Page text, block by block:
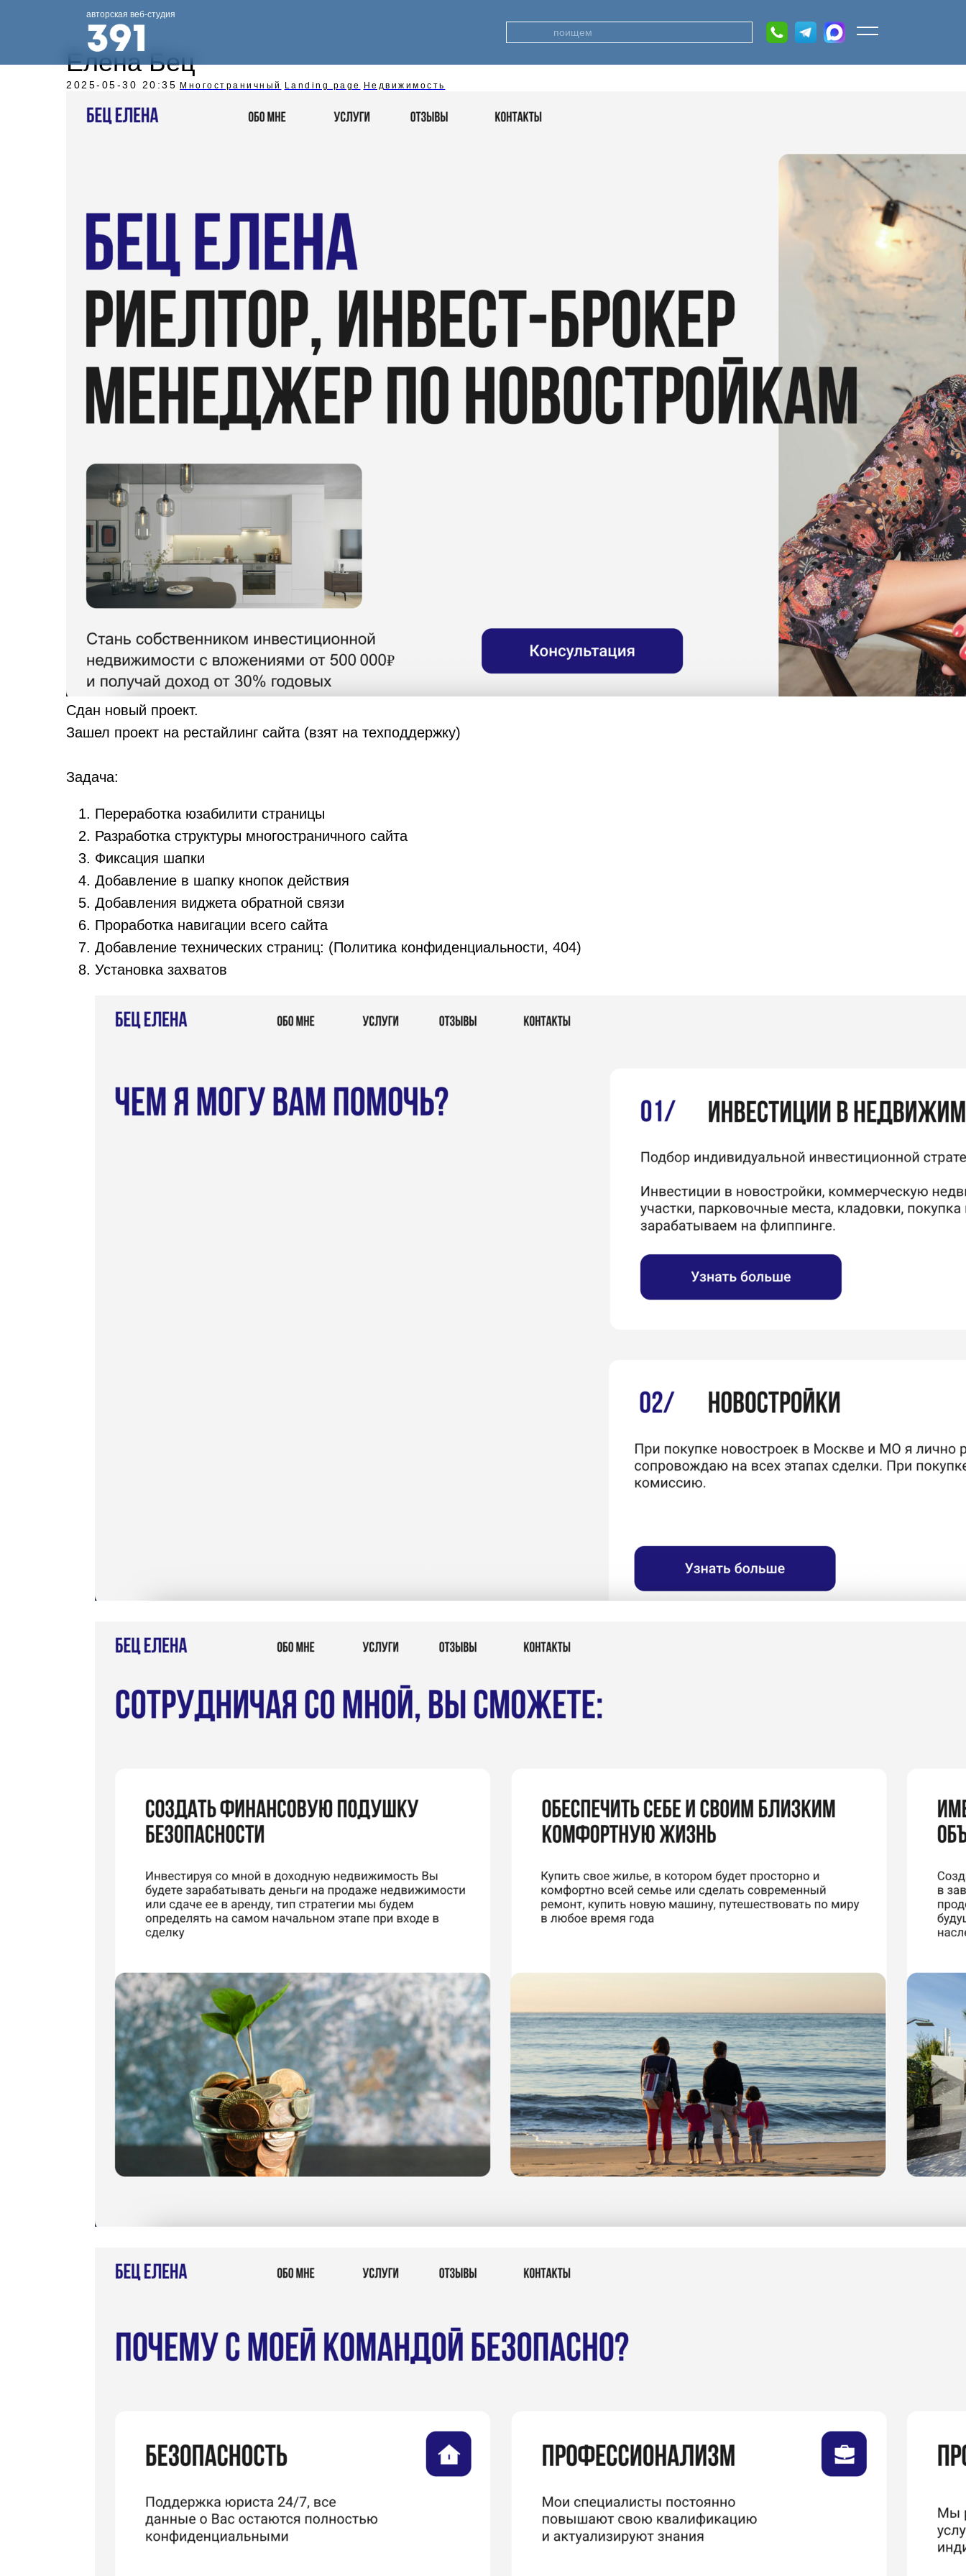
авторская веб-студия
Елена Бец
2025-05-30 20:35 Многостраничный Landing page Недвижимость
Сдан новый проект.
Зашел проект на рестайлинг сайта (взят на техподдержку)
Задача:
Переработка юзабилити страницы
Разработка структуры многостраничного сайта
Фиксация шапки
Добавление в шапку кнопок действия
Добавления виджета обратной связи
Проработка навигации всего сайта
Добавление технических страниц: (Политика конфиденциальности, 404)
Установка захватов